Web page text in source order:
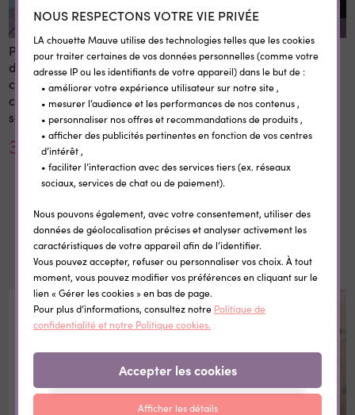
Panneau 1er et dernier jour
d'école personnalisé 20x28
cm en bois réutilisable avec
craie prénom rentrée
scolaire
30,00 €
Etiquettes vêtement
personnalisées
thermocollantes Little Wild
0,35 €
Dans la même catégorie
NOUS RESPECTONS VOTRE VIE PRIVÉE
LA chouette Mauve utilise des technologies telles que les cookies
pour traiter certaines de vos données personnelles (comme votre
adresse IP ou les identifiants de votre appareil) dans le but de :
• améliorer votre expérience utilisateur sur notre site ,
• mesurer l’audience et les performances de nos contenus ,
• personnaliser nos offres et recommandations de produits ,
• afficher des publicités pertinentes en fonction de vos centres
d’intérêt ,
• faciliter l’interaction avec des services tiers (ex. réseaux
sociaux, services de chat ou de paiement).
Nous pouvons également, avec votre consentement, utiliser des
données de géolocalisation précises et analyser activement les
caractéristiques de votre appareil afin de l’identifier.
Vous pouvez accepter, refuser ou personnaliser vos choix. À tout
moment, vous pouvez modifier vos préférences en cliquant sur le
lien « Gérer les cookies » en bas de page.
Pour plus d’informations, consultez notre Politique de
confidentialité et notre Politique cookies.
Accepter les cookies
Afficher les détails